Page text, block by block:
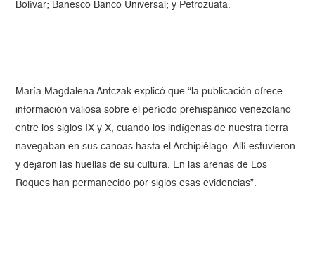
Bolívar; Banesco Banco Universal; y Petrozuata.
María Magdalena Antczak explicó que “la publicación ofrece
información valiosa sobre el período prehispánico venezolano
entre los siglos IX y X, cuando los indígenas de nuestra tierra
navegaban en sus canoas hasta el Archipiélago. Allí estuvieron
y dejaron las huellas de su cultura. En las arenas de Los
Roques han permanecido por siglos esas evidencias”.